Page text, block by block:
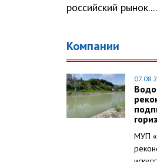
российский рынок....
Компании
МУП